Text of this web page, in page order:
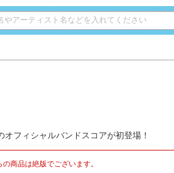
フィシャルバンドスコアが初登場！
商品は絶版でございます。